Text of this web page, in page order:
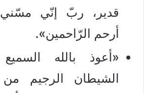
قدير، ربّ إنّي
أرحم الرّاحمين».
«أعوذ بالله
الشيطان الرجيم